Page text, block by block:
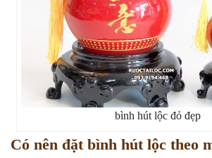
bình hút lộc đỏ đẹp
Có nên đặt bình hút lộc theo